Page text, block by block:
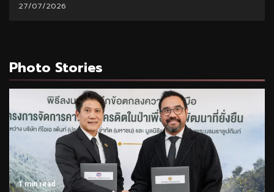
27/07/2026
Photo Stories
1 min read